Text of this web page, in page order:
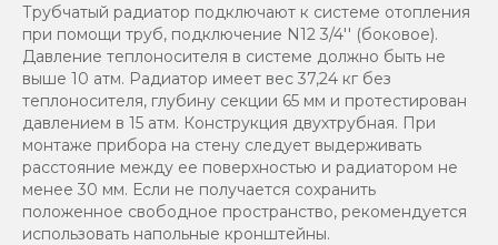
Трубчатый радиатор подключают к системе отопления
при помощи труб, подключение N12 3/4'' (боковое).
Давление теплоносителя в системе должно быть не
выше 10 атм. Радиатор имеет вес 37,24 кг без
теплоносителя, глубину секции 65 мм и протестирован
давлением в 15 атм. Конструкция двухтрубная. При
монтаже прибора на стену следует выдерживать
расстояние между ее поверхностью и радиатором не
менее 30 мм. Если не получается сохранить
положенное свободное пространство, рекомендуется
использовать напольные кронштейны.